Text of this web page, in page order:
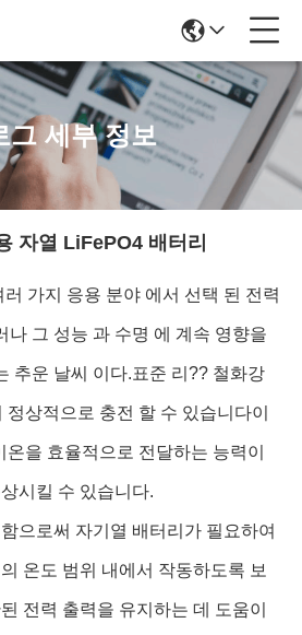
그 세부 정보
자열 LiFePO4 배터리
가지 응용 분야 에서 선택 된 전력
나 그 성능 과 수명 에 계속 영향을
추운 날씨 이다.표준 리?? 철화강
정상적으로 충전 할 수 있습니다이
을 효율적으로 전달하는 능력이
시킬 수 있습니다.
으로써 자기열 배터리가 필요하여
온도 범위 내에서 작동하도록 보
전력 출력을 유지하는 데 도움이